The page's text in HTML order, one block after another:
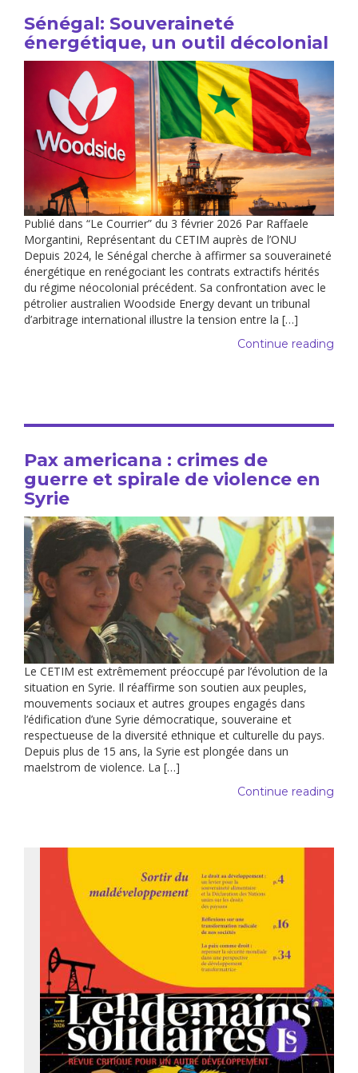
Sénégal: Souveraineté
énergétique, un outil décolonial
Publié dans “Le Courrier” du 3 février 2026 Par Raffaele
Morgantini, Représentant du CETIM auprès de l’ONU
Depuis 2024, le Sénégal cherche à affirmer sa souveraineté
énergétique en renégociant les contrats extractifs hérités
du régime néocolonial précédent. Sa confrontation avec le
pétrolier australien Woodside Energy devant un tribunal
d’arbitrage international illustre la tension entre la […]
Continue reading
Pax americana : crimes de
guerre et spirale de violence en
Syrie
Le CETIM est extrêmement préoccupé par l’évolution de la
situation en Syrie. Il réaffirme son soutien aux peuples,
mouvements sociaux et autres groupes engagés dans
l’édification d’une Syrie démocratique, souveraine et
respectueuse de la diversité ethnique et culturelle du pays.
Depuis plus de 15 ans, la Syrie est plongée dans un
maelstrom de violence. La […]
Continue reading